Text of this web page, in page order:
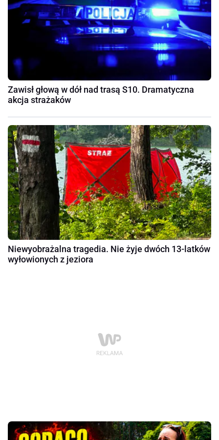
Zawisł głową w dół nad trasą S10. Dramatyczna
akcja strażaków
Niewyobrażalna tragedia. Nie żyje dwóch 13-latków
wyłowionych z jeziora